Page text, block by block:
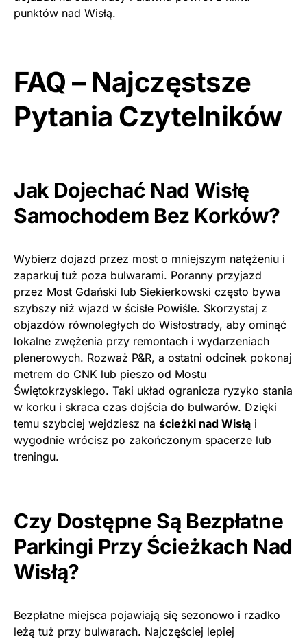
punktów nad Wisłą.
FAQ – Najczęstsze
Pytania Czytelników
Jak Dojechać Nad Wisłę
Samochodem Bez Korków?
Wybierz dojazd przez most o mniejszym natężeniu i
zaparkuj tuż poza bulwarami. Poranny przyjazd
przez Most Gdański lub Siekierkowski często bywa
szybszy niż wjazd w ścisłe Powiśle. Skorzystaj z
objazdów równoległych do Wisłostrady, aby ominąć
lokalne zwężenia przy remontach i wydarzeniach
plenerowych. Rozważ P&R, a ostatni odcinek pokonaj
metrem do CNK lub pieszo od Mostu
Świętokrzyskiego. Taki układ ogranicza ryzyko stania
w korku i skraca czas dojścia do bulwarów. Dzięki
temu szybciej wejdziesz na ścieżki nad Wisłą i
wygodnie wrócisz po zakończonym spacerze lub
treningu.
Czy Dostępne Są Bezpłatne
Parkingi Przy Ścieżkach Nad
Wisłą?
Bezpłatne miejsca pojawiają się sezonowo i rzadko
leżą tuż przy bulwarach. Najczęściej lepiej